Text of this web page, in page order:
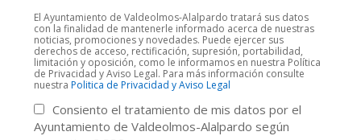
El Ayuntamiento de Valdeolmos-Alalpardo tratará sus datos
con la finalidad de mantenerle informado acerca de nuestras
noticias, promociones y novedades. Puede ejercer sus
derechos de acceso, rectificación, supresión, portabilidad,
limitación y oposición, como le informamos en nuestra Política
de Privacidad y Aviso Legal. Para más información consulte
nuestra Politica de Privacidad y Aviso Legal
Consiento el tratamiento de mis datos por el
Ayuntamiento de Valdeolmos-Alalpardo según